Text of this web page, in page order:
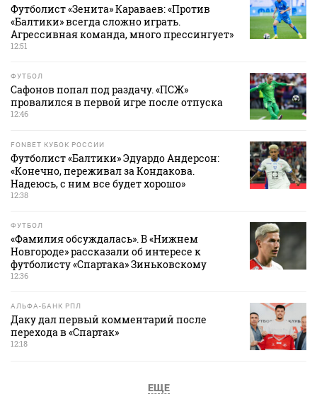
Футболист «Зенита» Караваев: «Против
«Балтики» всегда сложно играть.
Агрессивная команда, много прессингует»
12:51
ФУТБОЛ
Сафонов попал под раздачу. «ПСЖ»
провалился в первой игре после отпуска
12:46
FONBET КУБОК РОССИИ
Футболист «Балтики» Эдуардо Андерсон:
«Конечно, переживал за Кондакова.
Надеюсь, с ним все будет хорошо»
12:38
ФУТБОЛ
«Фамилия обсуждалась». В «Нижнем
Новгороде» рассказали об интересе к
футболисту «Спартака» Зиньковскому
12:36
АЛЬФА-БАНК РПЛ
Даку дал первый комментарий после
перехода в «Спартак»
12:18
ЕЩЕ